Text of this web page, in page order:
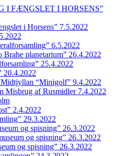
I FÆNGSLET I HORSENS”
i Horsens” 7.5.2022
6.5.2022
planetarium” 26.4.2022
25.4.2022
20.4.2022
“Minigolf” 9.4.2022
Misbrug af Rusmidler 7.4.2022
2.4.2022
29.3.2022
og spisning” 26.3.2022
og spisning” 26.3.2022
og spisning” 26.3.2022